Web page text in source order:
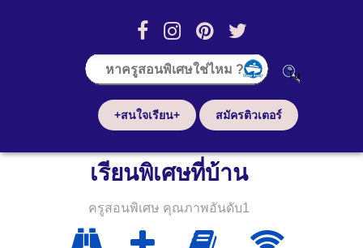
+สนใจเรียน+ สมัครติวเตอร์
เรียนพิเศษที่บ้าน
ครูสอนพิเศษ คุณภาพอันดับ1